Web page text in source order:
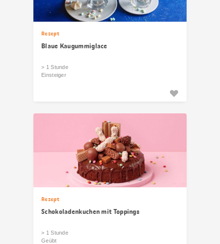
Rezept
Blaue Kaugummiglace
> 1 Stunde
Einsteiger
Rezept
Schokoladenkuchen mit Toppings
> 1 Stunde
Geübt